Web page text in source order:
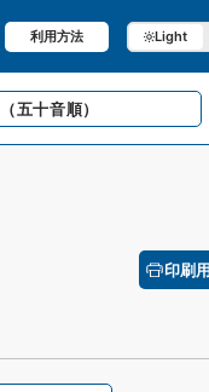
利用方法 Light
（五十音順）
印刷